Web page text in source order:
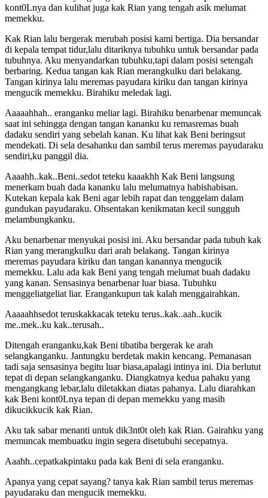
kont0Lnya dan kulihat juga kak Rian yang tengah asik melumat
memekku.
Kak Rian lalu bergerak merubah posisi kami bertiga. Dia bersandar
di kepala tempat tidur,lalu ditariknya tubuhku untuk bersandar pada
tubuhnya. Aku menyandarkan tubuhku,tapi dalam posisi setengah
berbaring. Kedua tangan kak Rian merangkulku dari belakang.
Tangan kirinya lalu meremas payudara kiriku dan tangan kirinya
mengucik memekku. Birahiku meledak lagi.
Aaaaahhah.. eranganku meliar lagi. Birahiku benarbenar memuncak
saat ini sehingga dengan tangan kananku ku remasremas buah
dadaku sendiri yang sebelah kanan. Ku lihat kak Beni beringsut
mendekati. Di sela desahanku dan sambil terus meremas payudaraku
sendiri,ku panggil dia.
Aaaahh..kak..Beni..sedot teteku kaaakhh Kak Beni langsung
menerkam buah dada kananku lalu melumatnya habishabisan.
Kutekan kepala kak Beni agar lebih rapat dan tenggelam dalam
gundukan payudaraku. Ohsentakan kenikmatan kecil sungguh
melambungkanku.
Aku benarbenar menyukai posisi ini. Aku bersandar pada tubuh kak
Rian yang merangkulku dari arah belakang. Tangan kirinya
meremas payudara kiriku dan tangan kanannya mengucik
memekku. Lalu ada kak Beni yang tengah melumat buah dadaku
yang kanan. Sensasinya benarbenar luar biasa. Tubuhku
menggeliatgeliat liar. Erangankupun tak kalah menggairahkan.
Aaaaahhsedot teruskakkacak teteku terus..kak..aah..kucik
me..mek..ku kak..terusah..
Ditengah eranganku,kak Beni tibatiba bergerak ke arah
selangkanganku. Jantungku berdetak makin kencang. Pemanasan
tadi saja sensasinya begitu luar biasa,apalagi intinya ini. Dia berlutut
tepat di depan selangkanganku. Diangkatnya kedua pahaku yang
mengangkang lebar,lalu diletakkan diatas pahanya. Lalu diarahkan
kak Beni kont0Lnya tepan di depan memekku yang masih
dikucikkucik kak Rian.
Aku tak sabar menanti untuk dik3nt0t oleh kak Rian. Gairahku yang
memuncak membuatku ingin segera disetubuhi secepatnya.
Aaahh..cepatkakpintaku pada kak Beni di sela eranganku.
Apanya yang cepat sayang? tanya kak Rian sambil terus meremas
payudaraku dan mengucik memekku.